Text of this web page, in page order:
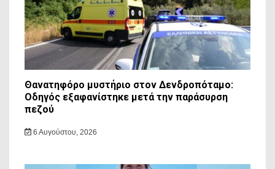
Θανατηφόρο μυστήριο στον Δενδροπόταμο:
Οδηγός εξαφανίστηκε μετά την παράσυρση
πεζού
6 Αυγούστου, 2026